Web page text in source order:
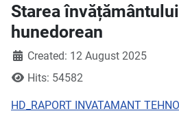
Starea
hunedorean
Created: 12 August 2025
Hits: 54582
HD_RAPORT INVATAMANT